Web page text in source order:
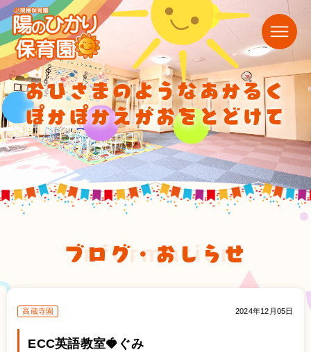
おひさまのようなあかるく
ぽかぽかえがおをとどけて
ブログ・おしらせ
information
高蔵寺園 2024年12月05日
ECC英語教室🍓ぐみ